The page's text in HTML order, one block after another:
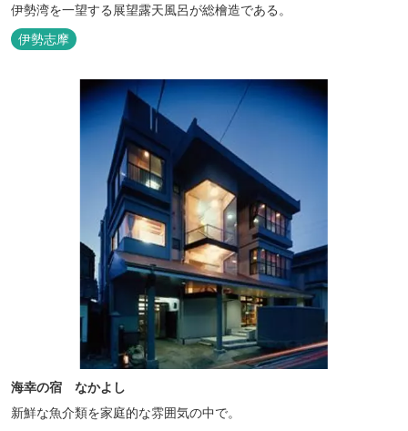
伊勢湾を一望する展望露天風呂が総檜造である。
伊勢志摩
海幸の宿 なかよし
新鮮な魚介類を家庭的な雰囲気の中で。